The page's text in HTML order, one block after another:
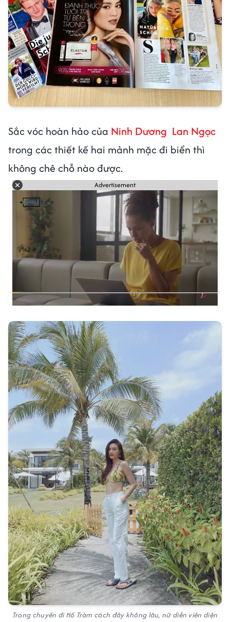
Sắc vóc hoàn hảo của Ninh Dương Lan Ngọc
trong các thiết kế hai mảnh mặc đi biển thì
không chê chỗ nào được.
Advertisement
Trong chuyến đi Hồ Tràm cách đây không lâu, nữ diễn viên diện